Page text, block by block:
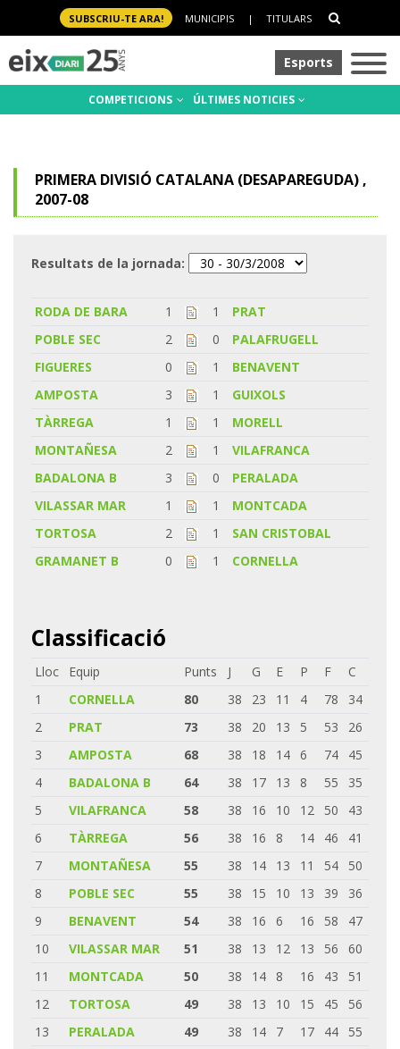
SUBSCRIU-TE ARA! MUNICIPIS | TITULARS
Esports
COMPETICIONS ÚLTIMES NOTICIES
PRIMERA DIVISIÓ CATALANA (DESAPAREGUDA) ,
2007-08
Resultats de la jornada:
RODA DE BARA 1 1
PRAT
POBLE SEC
2 0
PALAFRUGELL
FIGUERES
0 1
BENAVENT
AMPOSTA
3 1
GUIXOLS
TÀRREGA
1 1
MORELL
MONTAÑESA
2 1
VILAFRANCA
BADALONA B
3 0
PERALADA
VILASSAR MAR
1 1
MONTCADA
TORTOSA
2 1
SAN CRISTOBAL
GRAMANET B
0 1 CORNELLA
Classificació
Lloc Equip Punts J G E P F
C
1
CORNELLA 80 38 23 11 4 78
34
2
PRAT 73 38 20 13 5 53
26
3
AMPOSTA 68 38 18 14 6 74
45
4
BADALONA B 64 38 17 13 8 55
35
5
VILAFRANCA 58 38 16 10 12 50
43
6
TÀRREGA 56 38 16 8 14 46
41
7
MONTAÑESA 55 38 14 13 11 54
50
8
POBLE SEC 55 38 15 10 13 39
36
9
BENAVENT 54 38 16 6 16 58
47
10
VILASSAR MAR 51 38 13 12 13 56
60
11
MONTCADA 50 38 14 8 16 43
51
12
TORTOSA 49 38 13 10 15 45
56
13
PERALADA 49 38 14 7 17 44
55